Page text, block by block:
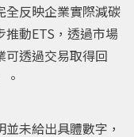
全反映企業實際減碳
動ETS，透過市場
可透過交易取得回
未給出具體數字，